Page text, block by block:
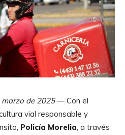
de 2025— Con el
vial responsable y
Policía Morelia, a través